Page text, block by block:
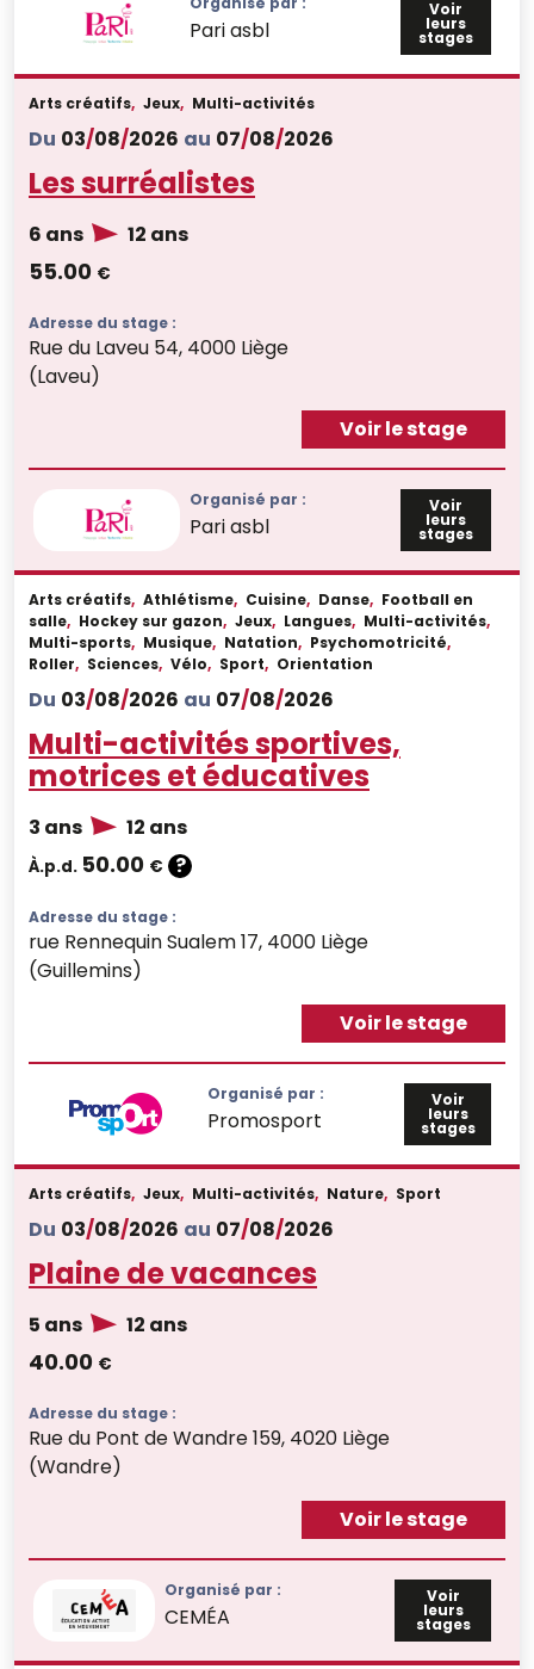
Pari asbl
Voir
leurs
stages
Organisé par :
Pari asbl
Voir
leurs
stages
Arts créatifs, Jeux, Multi-activités
Du 03/08/2026 au 07/08/2026
Les surréalistes
6 ans 12 ans
55.00 €
Adresse du stage :
Rue du Laveu 54, 4000 Liège
(Laveu)
Voir le stage
Organisé par :
Promosport
Voir
leurs
stages
Arts créatifs, Athlétisme, Cuisine, Danse, Football en
salle, Hockey sur gazon, Jeux, Langues, Multi-activités,
Multi-sports, Musique, Natation, Psychomotricité,
Roller, Sciences, Vélo, Sport, Orientation
Du 03/08/2026 au 07/08/2026
Multi-activités sportives,
motrices et éducatives
3 ans 12 ans
À.p.d. 50.00 € ?
Adresse du stage :
rue Rennequin Sualem 17, 4000 Liège
(Guillemins)
Voir le stage
Organisé par :
CEMÉA
Voir
leurs
stages
Arts créatifs, Jeux, Multi-activités, Nature, Sport
Du 03/08/2026 au 07/08/2026
Plaine de vacances
5 ans 12 ans
40.00 €
Adresse du stage :
Rue du Pont de Wandre 159, 4020 Liège
(Wandre)
Voir le stage